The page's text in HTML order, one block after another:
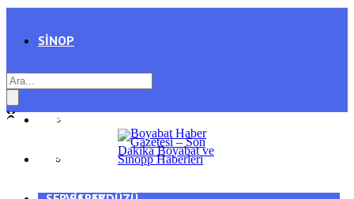
SINOP
AYANCIK
GENEL
SPOR